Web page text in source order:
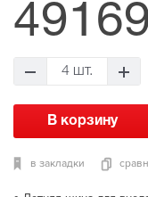
4 шт.
в закладки